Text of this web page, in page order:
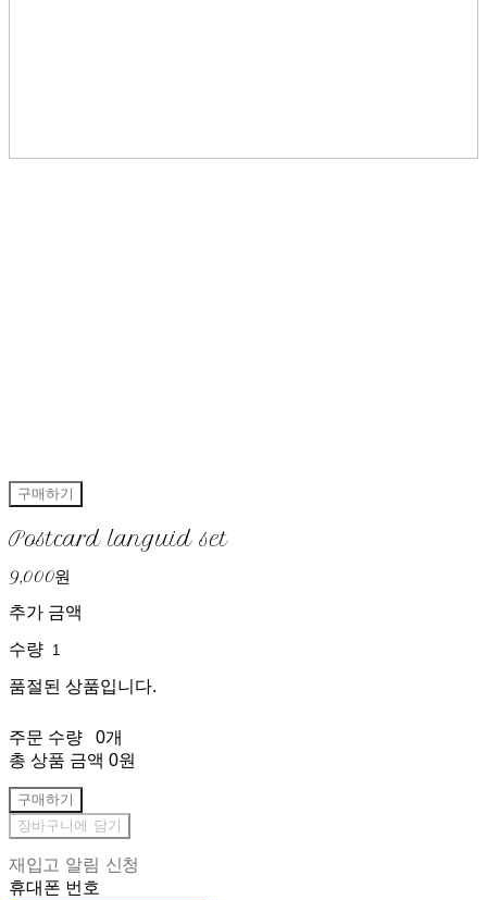
구매하기
Postcard languid set
9,000원
추가 금액
수량
품절된 상품입니다.
주문 수량
0개
총 상품 금액 0원
구매하기
장바구니에 담기
재입고 알림 신청
휴대폰 번호